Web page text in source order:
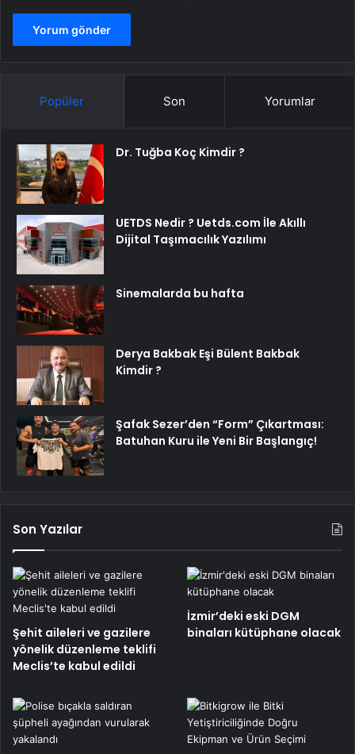
Popüler Son Yorumlar
Dr. Tuğba Koç Kimdir ?
UETDS Nedir ? Uetds.com İle Akıllı
Dijital Taşımacılık Yazılımı
Sinemalarda bu hafta
Derya Bakbak Eşi Bülent Bakbak
Kimdir ?
Şafak Sezer’den “Form” Çıkartması:
Batuhan Kuru ile Yeni Bir Başlangıç!
Son Yazılar
Şehit aileleri ve gazilere
yönelik düzenleme teklifi
Meclis’te kabul edildi
İzmir’deki eski DGM
binaları kütüphane olacak